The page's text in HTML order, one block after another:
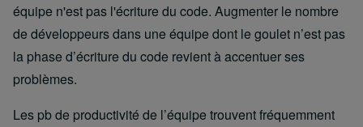
équipe n'est pas l'écriture du code. Augmenter le nombre
de développeurs dans une équipe dont le goulet n’est pas
la phase d’écriture du code revient à accentuer ses
problèmes.
Les pb de productivité de l’équipe trouvent fréquemment